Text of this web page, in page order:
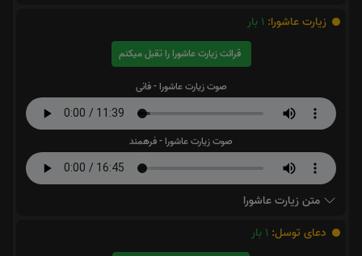
زیارت عاشورا: 1 بار
قرائت زیارت عاشورا را تقبل میکنم
صوت زیارت عاشورا - فانی
صوت زیارت عاشورا - فرهمند
متن زیارت عاشورا
دعای توسل: 1 بار